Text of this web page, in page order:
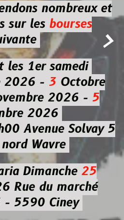

nombreux et
sur les bourses
1er samedi
2026 - 3Octobre
2026 - 5
2026
Avenue Solvay 5
Wavre
Dimanche 25
Rue du marché
- 5590 Ciney